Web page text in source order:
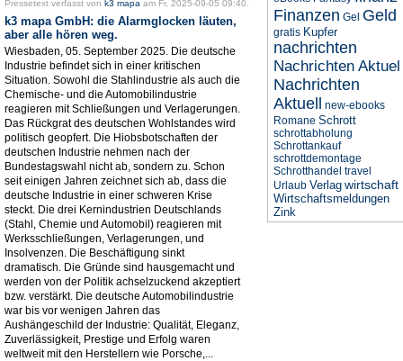
Pressetext verfasst von k3 mapa am Fr, 2025-09-05 09:40.
k3 mapa GmbH: die Alarmglocken läuten,
aber alle hören weg.
Wiesbaden, 05. September 2025. Die deutsche
Industrie befindet sich in einer kritischen
Situation. Sowohl die Stahlindustrie als auch die
Chemische- und die Automobilindustrie
reagieren mit Schließungen und Verlagerungen.
Das Rückgrat des deutschen Wohlstandes wird
politisch geopfert. Die Hiobsbotschaften der
deutschen Industrie nehmen nach der
Bundestagswahl nicht ab, sondern zu. Schon
seit einigen Jahren zeichnet sich ab, dass die
deutsche Industrie in einer schweren Krise
steckt. Die drei Kernindustrien Deutschlands
(Stahl, Chemie und Automobil) reagieren mit
Werksschließungen, Verlagerungen, und
Insolvenzen. Die Beschäftigung sinkt
dramatisch. Die Gründe sind hausgemacht und
werden von der Politik achselzuckend akzeptiert
bzw. verstärkt. Die deutsche Automobilindustrie
war bis vor wenigen Jahren das
Aushängeschild der Industrie: Qualität, Eleganz,
Zuverlässigkeit, Prestige und Erfolg waren
weltweit mit den Herstellern wie Porsche,...
Finanzen Gel Geld
gratis Kupfer
nachrichten
Nachrichten Aktuel
Nachrichten
Aktuell
new-ebooks
Romane Schrott
schrottabholung
Schrottankauf
schrottdemontage
Schrotthandel travel
Urlaub Verlag wirtschaft
Wirtschaftsmeldungen
Zink